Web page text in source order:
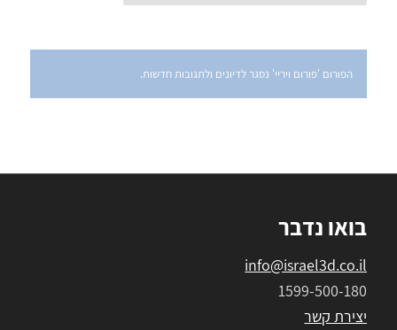
הפורום 'פורום ויריי' נסגר לדיונים ולתגובות חדשות.
בואו נדבר
info@israel3d.co.il
1599-500-180
יצירת קשר